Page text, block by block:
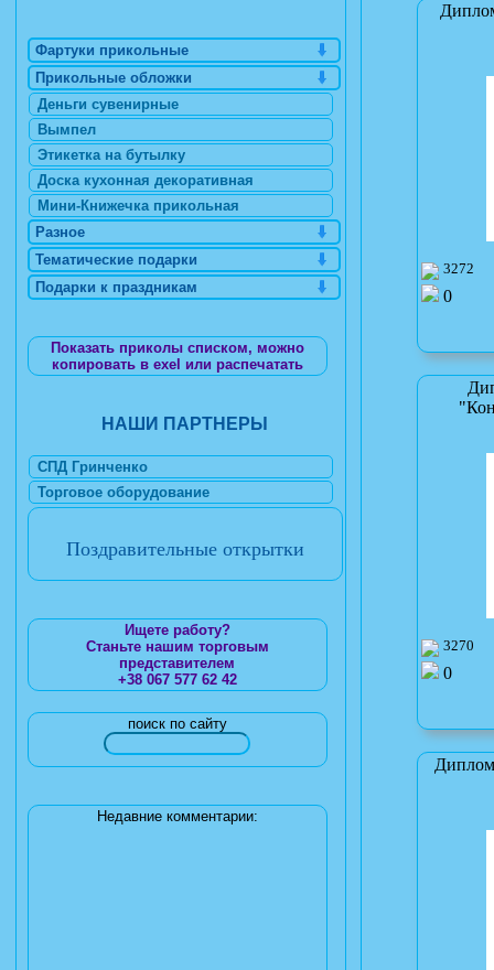
3272
0
3270
0
Фартуки прикольные
Прикольные обложки
Деньги сувенирные
Вымпел
Этикетка на бутылку
Доска кухонная декоративная
Мини-Книжечка прикольная
Разное
Тематические подарки
Подарки к праздникам
Показать приколы списком, можно
копировать в exel или распечатать
НАШИ ПАРТНЕРЫ
СПД Гринченко
Торговое оборудование
Поздравительные открытки
Ищете работу?
Станьте нашим торговым
представителем
+38 067 577 62 42
поиск по сайту
Недавние комментарии: